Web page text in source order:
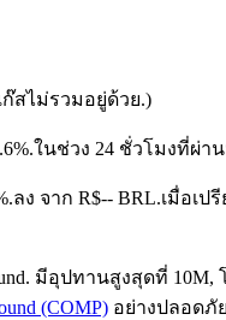
สไม่รวมอยู่ด้วย.)
ในช่วง 24 ชั่วโมงที่ผ่า
ลง จาก R$-- BRL.เมื่อเป
มีอุปทานสูงสุดที่
(COMP) อย่างปลอดภั